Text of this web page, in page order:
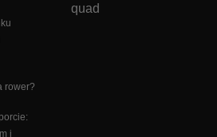
rower?
i
quad